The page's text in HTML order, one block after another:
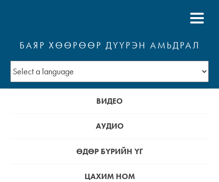
БАЯР ХӨӨРӨӨР ДҮҮРЭН АМЬДРАЛ
ВИДЕО
АУДИО
ӨДӨР БҮРИЙН ҮГ
ЦАХИМ НОМ